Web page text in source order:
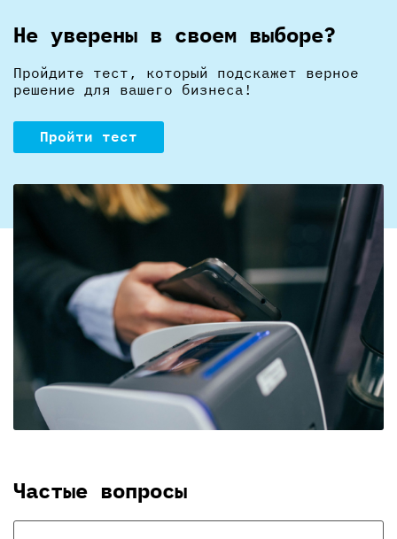
Не уверены в своем выборе?
Пройдите тест, который подскажет верное
решение для вашего бизнеса!
Пройти тест
Частые вопросы